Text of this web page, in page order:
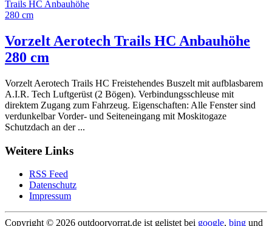
Vorzelt Aerotech Trails HC Anbauhöhe
280 cm
Vorzelt Aerotech Trails HC Freistehendes Buszelt mit aufblasbarem
A.I.R. Tech Luftgerüst (2 Bögen). Verbindungsschleuse mit
direktem Zugang zum Fahrzeug. Eigenschaften: Alle Fenster sind
verdunkelbar Vorder- und Seiteneingang mit Moskitogaze
Schutzdach an der ...
Weitere Links
RSS Feed
Datenschutz
Impressum
Copyright © 2026 outdoorvorrat.de ist gelistet bei google, bing und